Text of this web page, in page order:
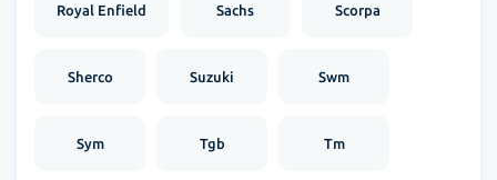
Royal Enfield Sachs Scorpa
Sherco Suzuki Swm
Sym Tgb Tm